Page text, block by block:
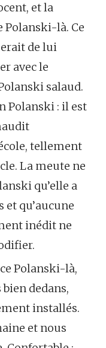
et la
Polanski-là. Ce
de lui
avec le
salaud.
Polanski : il est
tellement
La meute ne
qu’elle a
qu’aucune
inédit ne
Polanski-là,
dedans,
installés.
et nous